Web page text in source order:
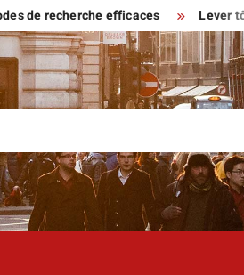
efficaces Lever tôt ou